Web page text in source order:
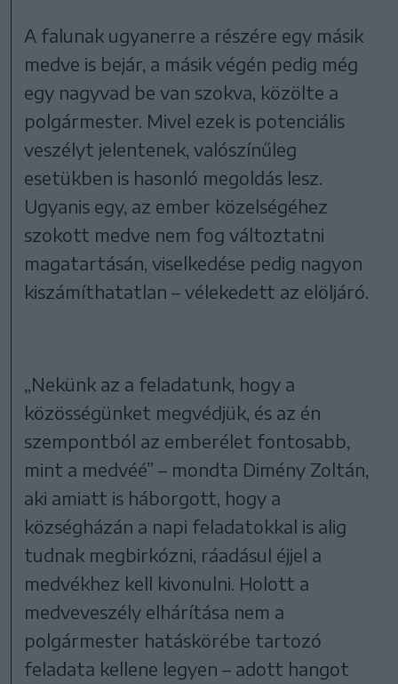
A falunak ugyanerre a részére egy másik
medve is bejár, a másik végén pedig még
egy nagyvad be van szokva, közölte a
polgármester. Mivel ezek is potenciális
veszélyt jelentenek, valószínűleg
esetükben is hasonló megoldás lesz.
Ugyanis egy, az ember közelségéhez
szokott medve nem fog változtatni
magatartásán, viselkedése pedig nagyon
kiszámíthatatlan – vélekedett az elöljáró.
„Nekünk az a feladatunk, hogy a
közösségünket megvédjük, és az én
szempontból az emberélet fontosabb,
mint a medvéé” – mondta Dimény Zoltán,
aki amiatt is háborgott, hogy a
községházán a napi feladatokkal is alig
tudnak megbirkózni, ráadásul éjjel a
medvékhez kell kivonulni. Holott a
medveveszély elhárítása nem a
polgármester hatáskörébe tartozó
feladata kellene legyen – adott hangot